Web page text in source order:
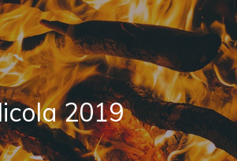
2019